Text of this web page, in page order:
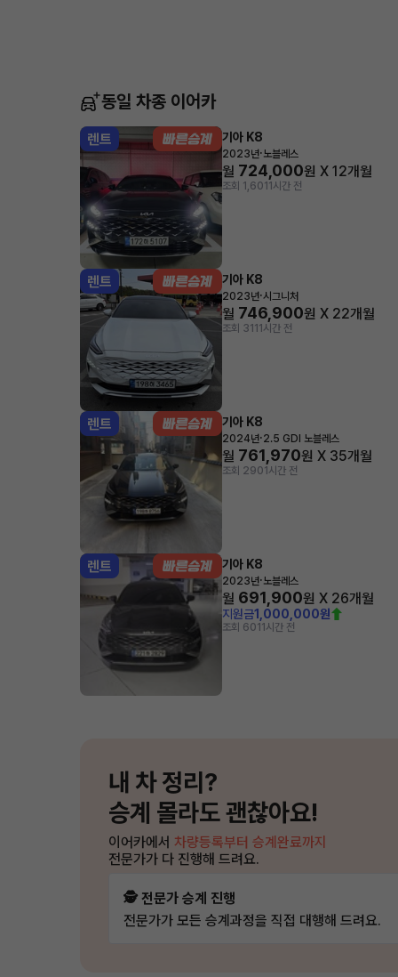
동일 차종 이어카
렌트 기아 K8
2023년·노블레스
월 724,000원 X 12개월
조회 1,601 1시간 전
렌트 기아 K8
2023년·시그니처
월 746,900원 X 22개월
조회 311 1시간 전
렌트 기아 K8
2024년·2.5 GDI 노블레스
월 761,970원 X 35개월
조회 2901시간 전
렌트 기아 K8
2023년·노블레스
월 691,900원 X 26개월
지원금1,000,000원
조회 601 1시간 전
내 차 정리?
승계 몰라도 괜찮아요!
이어카에서 차량등록부터 승계완료까지
전문가가 다 진행해 드려요.
🕵️ 전문가 승계 진행
전문가가 모든 승계과정을 직접 대행해 드려요.